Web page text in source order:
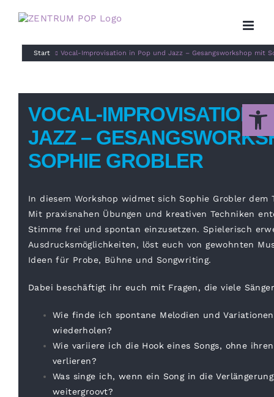
Inhalt
Start Vocal-Improvisation in Pop und Jazz – Gesangsworkshop mit
VOCAL-IMPROVISATION
JAZZ –
SOPHIE GROBLER
In diesem Workshop widmet sich Sophie Grobler dem
Mit praxisnahen Übungen und kreativen Techniken
Stimme frei und spontan einzusetzen. Spielerisch
Ausdrucksmöglichkeiten, löst euch von gewohnten
Ideen für Probe, Bühne und Songwriting.
Dabei beschäftigt ihr euch mit Fragen, die viele
Wie finde ich spontane Melodien und
wiederholen?
Wie variiere ich die Hook eines Songs, ohne
verlieren?
Was singe ich, wenn ein Song in die
weitergroovt?